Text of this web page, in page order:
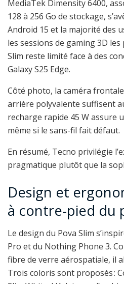
MediaTek Dimensity 6400,
128 à 256 Go de stockage,
Android 15 et la majorité des
les sessions de gaming 3D
Slim reste limité face à des
Galaxy S25 Edge.
Côté photo, la caméra
arrière polyvalente suffisent
recharge rapide 45 W assure
même si le sans-fil fait défaut.
En résumé, Tecno privilégie
pragmatique plutôt que la
Design et
à contre-pied du
Le design du Pova Slim
Pro et du Nothing Phone 3.
fibre de verre aérospatiale, il
Trois coloris sont proposés :